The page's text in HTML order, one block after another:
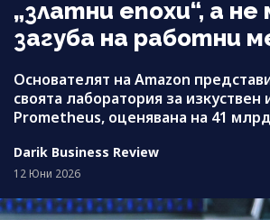
„златни епохи“, а не
загуба на работни
Основателят на Amazon
своята лаборатория за изкуствен
Prometheus, оценявана на 41
Darik Business Review
12 Юни 2026